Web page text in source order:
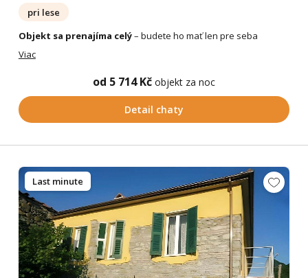
pri lese
Objekt sa prenajíma celý– budete ho mať len pre seba
Viac
od 5 714 Kč objekt za noc
Detail chaty
Last minute